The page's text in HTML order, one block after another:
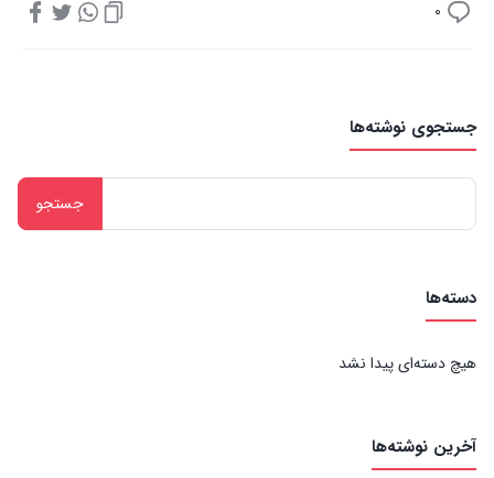
جستجوی نوشته‌ها
برای:
دسته‌ها
هیچ دسته‌ای پیدا نشد
آخرین نوشته‌ها
0